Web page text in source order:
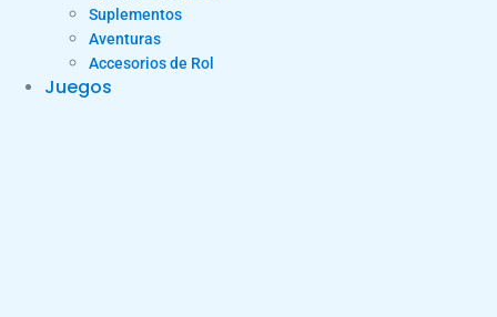
Suplementos
Aventuras
Accesorios de Rol
Juegos